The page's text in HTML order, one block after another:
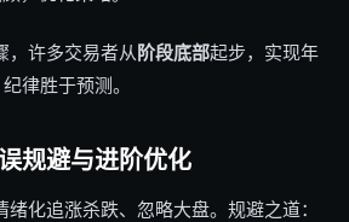
，许多交易者从阶段底部起步，实现年
律胜于预测。
规避与进阶优化
化追涨杀跌、忽略大盘。规避之道：